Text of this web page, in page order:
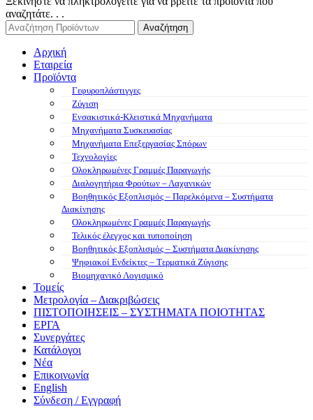
αναζητάτε. . .
Αναζήτηση
Αρχική
Εταιρεία
Προϊόντα
Γεφυροπλάστιγγες
Ζύγιση
Ενσακιστικά-Κλειστικά Μηχανήματα
Μηχανήματα Συσκευασίας
Μηχανήματα Επεξεργασίας Σπόρων
Τεχνολογίες
Ολοκληρωμένες Γραμμές Παραγωγής
Διαλογητήρια Φρούτων – Λαχανικών
Βοηθητικός Εξοπλισμός – Παρελκόμενα – Συστήματα
Διακίνησης
Ολοκληρωμένες Γραμμές Παραγωγής
Τελικός έλεγχος και τυποποίηση
Βοηθητικός Εξοπλισμός – Συστήματα Διακίνησης
Ψηφιακοί Ενδείκτες – Tερματικά Ζύγισης
Βιομηχανικό Λογισμικό
Τομείς
Μετρολογία – Διακριβώσεις
ΠΙΣΤΟΠΟΙΗΣΕΙΣ – ΣΥΣΤΗΜΑΤΑ ΠΟΙΟΤΗΤΑΣ
ΕΡΓΑ
Συνεργάτες
Κατάλογοι
Νέα
Επικοινωνία
English
Σύνδεση / Εγγραφή